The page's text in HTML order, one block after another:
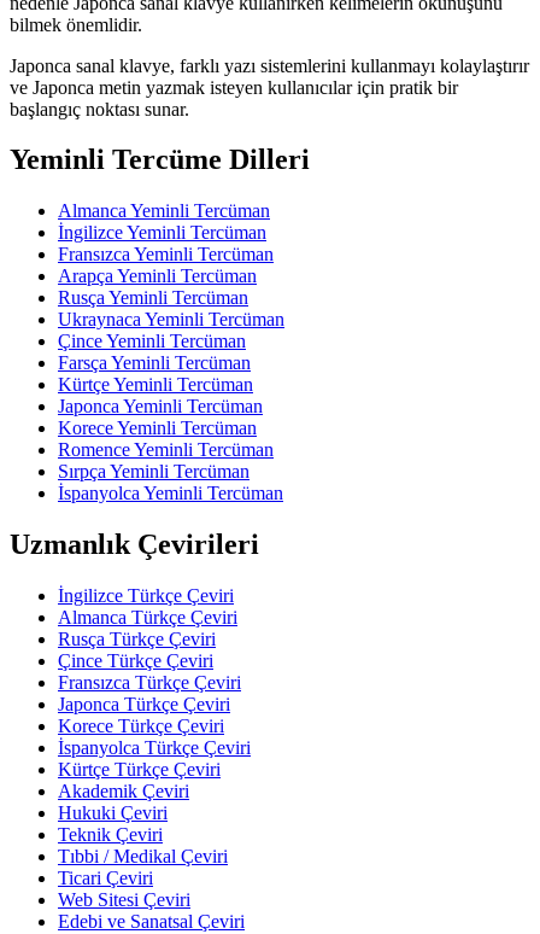
bilmek önemlidir.
Japonca sanal klavye, farklı yazı sistemlerini kullanmayı kolaylaştırır
ve Japonca metin yazmak isteyen kullanıcılar için pratik bir
başlangıç noktası sunar.
Yeminli Tercüme Dilleri
Almanca Yeminli Tercüman
İngilizce Yeminli Tercüman
Fransızca Yeminli Tercüman
Arapça Yeminli Tercüman
Rusça Yeminli Tercüman
Ukraynaca Yeminli Tercüman
Çince Yeminli Tercüman
Farsça Yeminli Tercüman
Kürtçe Yeminli Tercüman
Japonca Yeminli Tercüman
Korece Yeminli Tercüman
Romence Yeminli Tercüman
Sırpça Yeminli Tercüman
İspanyolca Yeminli Tercüman
Uzmanlık Çevirileri
İngilizce Türkçe Çeviri
Almanca Türkçe Çeviri
Rusça Türkçe Çeviri
Çince Türkçe Çeviri
Fransızca Türkçe Çeviri
Japonca Türkçe Çeviri
Korece Türkçe Çeviri
İspanyolca Türkçe Çeviri
Kürtçe Türkçe Çeviri
Akademik Çeviri
Hukuki Çeviri
Teknik Çeviri
Tıbbi / Medikal Çeviri
Ticari Çeviri
Web Sitesi Çeviri
Edebi ve Sanatsal Çeviri